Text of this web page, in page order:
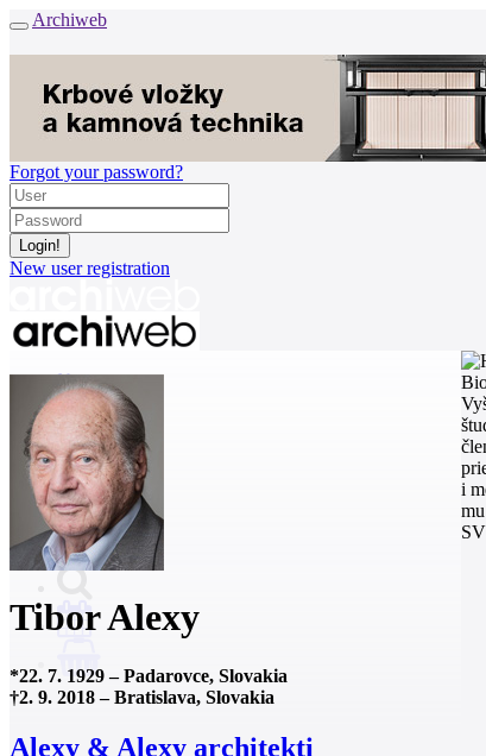
Archiweb
Forgot your password?
New user registration
News
Architects
Buildings
Catalogue
E-shop
Job find161
cz
0
Tibor Alexy
*22. 7. 1929–Padarovce, Slovakia
†2. 9. 2018–Bratislava, Slovakia
Alexy & Alexy architekti
i